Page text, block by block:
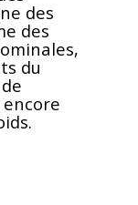
des
des
du